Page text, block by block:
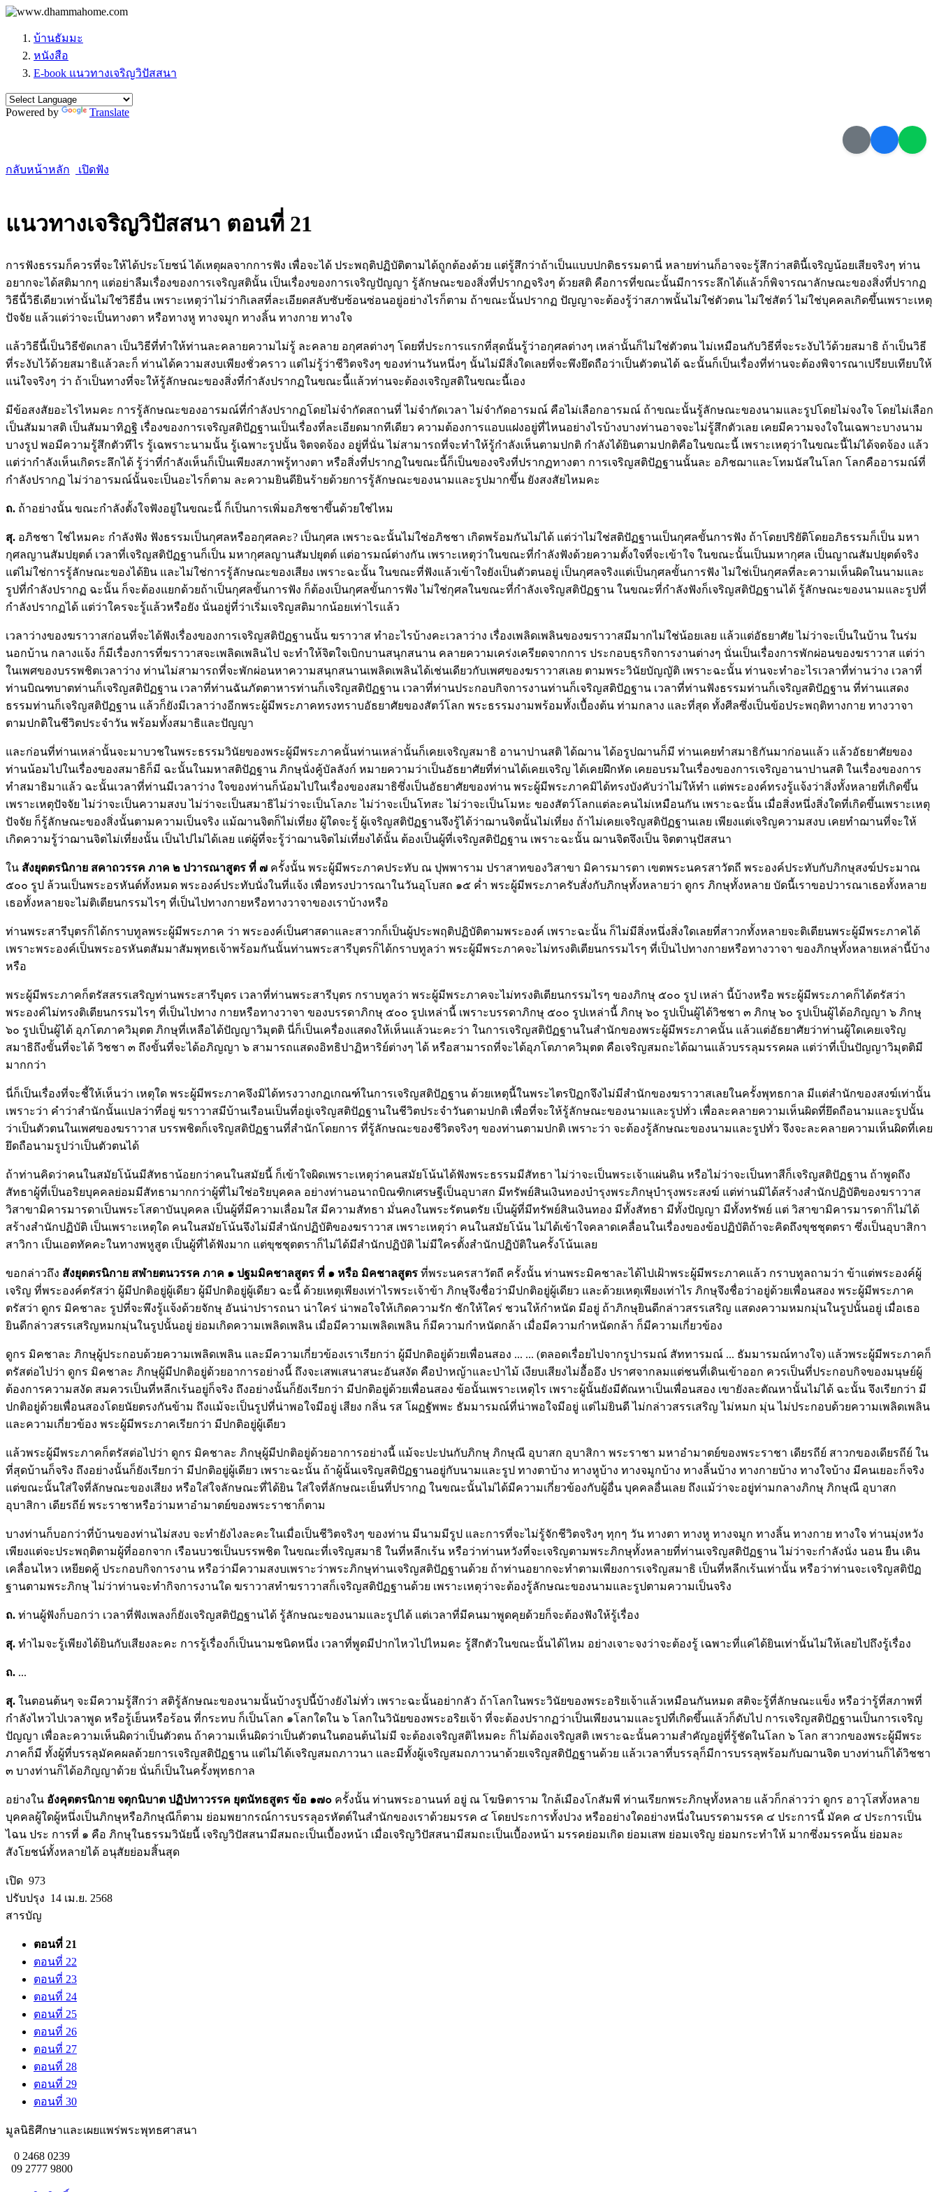
บ้านธัมมะ
หนังสือ
E-book แนวทางเจริญวิปัสสนา
Powered by Translate
กลับหน้าหลัก เปิดฟัง
แนวทางเจริญวิปัสสนา ตอนที่ 21
การฟังธรรมก็ควรที่จะให้ได้ประโยชน์ ได้เหตุผลจากการฟัง เพื่อจะได้ ประพฤติปฏิบัติตามได้ถูกต้องด้วย แต่รู้สึกว่าถ้าเป็นแบบปกติธรรมดานี่ หลายท่านก็อาจจะรู้สึกว่าสตินี้เจริญน้อยเสียจริงๆ ท่าน
อยากจะได้สติมากๆ แต่อย่าลืมเรื่องของการเจริญสตินั้น เป็นเรื่องของการเจริญปัญญา รู้ลักษณะของสิ่งที่ปรากฏจริงๆ ด้วยสติ คือการที่ขณะนั้นมีการระลึกได้แล้วก็พิจารณาลักษณะของสิ่งที่ปรากฏ
วิธีนี้วิธีเดียวเท่านั้นไม่ใช่วิธีอื่น เพราะเหตุว่าไม่ว่ากิเลสที่ละเอียดสลับซับซ้อนซ่อนอยู่อย่างไรก็ตาม ถ้าขณะนั้นปรากฏ ปัญญาจะต้องรู้ว่าสภาพนั้นไม่ใช่ตัวตน ไม่ใช่สัตว์ ไม่ใช่บุคคลเกิดขึ้นเพราะเหตุ
ปัจจัย แล้วแต่ว่าจะเป็นทางตา หรือทางหู ทางจมูก ทางลิ้น ทางกาย ทางใจ
แล้ววิธีนี้เป็นวิธีขัดเกลา เป็นวิธีที่ทำให้ท่านละคลายความไม่รู้ ละคลาย อกุศลต่างๆ โดยที่ประการแรกที่สุดนั้นรู้ว่าอกุศลต่างๆ เหล่านั้นก็ไม่ใช่ตัวตน ไม่เหมือนกับวิธีที่จะระงับไว้ด้วยสมาธิ ถ้าเป็นวิธี
ที่ระงับไว้ด้วยสมาธิแล้วละก็ ท่านได้ความสงบเพียงชั่วคราว แต่ไม่รู้ว่าชีวิตจริงๆ ของท่านวันหนึ่งๆ นั้นไม่มีสิ่งใดเลยที่จะพึงยึดถือว่าเป็นตัวตนได้ ฉะนั้นก็เป็นเรื่องที่ท่านจะต้องพิจารณาเปรียบเทียบให้
แน่ใจจริงๆ ว่า ถ้าเป็นทางที่จะให้รู้ลักษณะของสิ่งที่กำลังปรากฏในขณะนี้แล้วท่านจะต้องเจริญสติในขณะนี้เอง
มีข้อสงสัยอะไรไหมคะ การรู้ลักษณะของอารมณ์ที่กำลังปรากฏโดยไม่จำกัดสถานที่ ไม่จำกัดเวลา ไม่จำกัดอารมณ์ คือไม่เลือกอารมณ์ ถ้าขณะนั้นรู้ลักษณะของนามและรูปโดยไม่จงใจ โดยไม่เลือก
เป็นสัมมาสติ เป็นสัมมาทิฏฐิ เรื่องของการเจริญสติปัฏฐานเป็นเรื่องที่ละเอียดมากทีเดียว ความต้องการแอบแฝงอยู่ที่ไหนอย่างไรบ้างบางท่านอาจจะไม่รู้สึกตัวเลย เคยมีความจงใจในเฉพาะบางนาม
บางรูป พอมีความรู้สึกตัวทีไร รู้เฉพราะนามนั้น รู้เฉพาะรูปนั้น จิตจดจ้อง อยู่ที่นั่น ไม่สามารถที่จะทำให้รู้กำลังเห็นตามปกติ กำลังได้ยินตามปกติคือในขณะนี้ เพราะเหตุว่าในขณะนี้ไม่ได้จดจ้อง แล้ว
แต่ว่ากำลังเห็นเกิดระลึกได้ รู้ว่าที่กำลังเห็นก็เป็นเพียงสภาพรู้ทางตา หรือสิ่งที่ปรากฏในขณะนี้ก็เป็นของจริงที่ปรากฏทางตา การเจริญสติปัฏฐานนั้นละ อภิชฌาและโทมนัสในโลก โลกคืออารมณ์ที่
กำลังปรากฏ ไม่ว่าอารมณ์นั้นจะเป็นอะไรก็ตาม ละความยินดียินร้ายด้วยการรู้ลักษณะของนามและรูปมากขึ้น ยังสงสัยไหมคะ
ถ. ถ้าอย่างนั้น ขณะกำลังตั้งใจฟังอยู่ในขณะนี้ ก็เป็นการเพิ่มอภิชชาขึ้นด้วยใช่ไหม
สุ. อภิชชา ใช่ไหมคะ กำลังฟัง ฟังธรรมเป็นกุศลหรืออกุศลคะ? เป็นกุศล เพราะฉะนั้นไม่ใช่อภิชชา เกิดพร้อมกันไม่ได้ แต่ว่าไม่ใช่สติปัฏฐานเป็นกุศลขั้นการฟัง ถ้าโดยปริยัติโดยอภิธรรมก็เป็น มหา
กุศลญานสัมปยุตต์ เวลาที่เจริญสติปัฏฐานก็เป็น มหากุศลญานสัมปยุตต์ แต่อารมณ์ต่างกัน เพราะเหตุว่าในขณะที่กำลังฟังด้วยความตั้งใจที่จะเข้าใจ ในขณะนั้นเป็นมหากุศล เป็นญาณสัมปยุตต์จริง
แต่ไม่ใช่การรู้ลักษณะของได้ยิน และไม่ใช่การรู้ลักษณะของเสียง เพราะฉะนั้น ในขณะที่ฟังแล้วเข้าใจยังเป็นตัวตนอยู่ เป็นกุศลจริงแต่เป็นกุศลขั้นการฟัง ไม่ใช่เป็นกุศลที่ละความเห็นผิดในนามและ
รูปที่กำลังปรากฏ ฉะนั้น ก็จะต้องแยกด้วยถ้าเป็นกุศลขั้นการฟัง ก็ต้องเป็นกุศลขั้นการฟัง ไม่ใช่กุศลในขณะที่กำลังเจริญสติปัฏฐาน ในขณะที่กำลังฟังก็เจริญสติปัฏฐานได้ รู้ลักษณะของนามและรูปที่
กำลังปรากฏได้ แต่ว่าใครจะรู้แล้วหรือยัง นั่นอยู่ที่ว่าเริ่มเจริญสติมากน้อยเท่าไรแล้ว
เวลาว่างของฆราวาสก่อนที่จะได้ฟังเรื่องของการเจริญสติปัฏฐานนั้น ฆราวาส ทำอะไรบ้างคะเวลาว่าง เรื่องเพลิดเพลินของฆราวาสมีมากไม่ใช่น้อยเลย แล้วแต่อัธยาศัย ไม่ว่าจะเป็นในบ้าน ในร่ม
นอกบ้าน กลางแจ้ง ก็มีเรื่องการที่ฆราวาสจะเพลิดเพลินไป จะทำให้จิตใจเบิกบานสนุกสนาน คลายความเคร่งเครียดจากการ ประกอบธุรกิจการงานต่างๆ นั่นเป็นเรื่องการพักผ่อนของฆราวาส แต่ว่า
ในเพศของบรรพชิตเวลาว่าง ท่านไม่สามารถที่จะพักผ่อนหาความสนุกสนานเพลิดเพลินได้เช่นเดียวกับเพศของฆราวาสเลย ตามพระวินัยบัญญัติ เพราะฉะนั้น ท่านจะทำอะไรเวลาที่ท่านว่าง เวลาที่
ท่านบิณฑบาตท่านก็เจริญสติปัฏฐาน เวลาที่ท่านฉันภัตตาหารท่านก็เจริญสติปัฏฐาน เวลาที่ท่านประกอบกิจการงานท่านก็เจริญสติปัฏฐาน เวลาที่ท่านฟังธรรมท่านก็เจริญสติปัฏฐาน ที่ท่านแสดง
ธรรมท่านก็เจริญสติปัฏฐาน แล้วก็ยังมีเวลาว่างอีกพระผู้มีพระภาคทรงทราบอัธยาศัยของสัตว์โลก พระธรรมงามพร้อมทั้งเบื้องต้น ท่ามกลาง และที่สุด ทั้งศีลซึ่งเป็นข้อประพฤติทางกาย ทางวาจา
ตามปกติในชีวิตประจำวัน พร้อมทั้งสมาธิและปัญญา
และก่อนที่ท่านเหล่านั้นจะมาบวชในพระธรรมวินัยของพระผู้มีพระภาคนั้นท่านเหล่านั้นก็เคยเจริญสมาธิ อานาปานสติได้ฌาน ได้อรูปฌานก็มี ท่านเคยทำสมาธิกันมาก่อนแล้ว แล้วอัธยาศัยของ
ท่านน้อมไปในเรื่องของสมาธิก็มี ฉะนั้นในมหาสติปัฏฐาน ภิกษุนั่งคู้บัลลังก์ หมายความว่าเป็นอัธยาศัยที่ท่านได้เคยเจริญ ได้เคยฝึกหัด เคยอบรมในเรื่องของการเจริญอานาปานสติ ในเรื่องของการ
ทำสมาธิมาแล้ว ฉะนั้นเวลาที่ท่านมีเวลาว่าง ใจของท่านก็น้อมไปในเรื่องของสมาธิซึ่งเป็นอัธยาศัยของท่าน พระผู้มีพระภาคมิได้ทรงบังคับว่าไม่ให้ทำ แต่พระองค์ทรงรู้แจ้งว่าสิ่งทั้งหลายที่เกิดขึ้น
เพราะเหตุปัจจัย ไม่ว่าจะเป็นความสงบ ไม่ว่าจะเป็นสมาธิไม่ว่าจะเป็นโลภะ ไม่ว่าจะเป็นโทสะ ไม่ว่าจะเป็นโมหะ ของสัตว์โลกแต่ละคนไม่เหมือนกัน เพราะฉะนั้น เมื่อสิ่งหนึ่งสิ่งใดที่เกิดขึ้นเพราะเหตุ
ปัจจัย ก็รู้ลักษณะของสิ่งนั้นตามความเป็นจริง แม้ฌานจิตก็ไม่เที่ยง ผู้ใดจะรู้ ผู้เจริญสติปัฏฐานจึงรู้ได้ว่าฌานจิตนั้นไม่เที่ยง ถ้าไม่เคยเจริญสติปัฏฐานเลย เพียงแต่เจริญความสงบ เคยทำฌานที่จะให้
เกิดความรู้ว่าฌานจิตไม่เที่ยงนั้น เป็นไปไม่ได้เลย แต่ผู้ที่จะรู้ว่าฌานจิตไม่เที่ยงได้นั้น ต้องเป็นผู้ที่เจริญสติปัฏฐาน เพราะฉะนั้น ฌานจิตจึงเป็น จิตตานุปัสสนา
ใน สังยุตตรนิกาย สคาถวรรค ภาค ๒ ปวารณาสูตร ที่ ๗ ครั้งนั้น พระผู้มีพระภาคประทับ ณ ปุพพาราม ปราสาทของวิสาขา มิคารมารตา เขตพระนครสาวัตถี พระองค์ประทับกับภิกษุสงฆ์ประมาณ
๕๐๐ รูป ล้วนเป็นพระอรหันต์ทั้งหมด พระองค์ประทับนั่งในที่แจ้ง เพื่อทรงปวารณาในวันอุโบสถ ๑๕ ค่ำ พระผู้มีพระภาครับสั่งกับภิกษุทั้งหลายว่า ดูกร ภิกษุทั้งหลาย บัดนี้เราขอปวารณาเธอทั้งหลาย
เธอทั้งหลายจะไม่ติเตียนกรรมไรๆ ที่เป็นไปทางกายหรือทางวาจาของเราบ้างหรือ
ท่านพระสารีบุตรก็ได้กราบทูลพระผู้มีพระภาค ว่า พระองค์เป็นศาสดาและสาวกก็เป็นผู้ประพฤติปฏิบัติตามพระองค์ เพราะฉะนั้น ก็ไม่มีสิ่งหนึ่งสิ่งใดเลยที่สาวกทั้งหลายจะติเตียนพระผู้มีพระภาคได้
เพราะพระองค์เป็นพระอรหันตสัมมาสัมพุทธเจ้าพร้อมกันนั้นท่านพระสารีบุตรก็ได้กราบทูลว่า พระผู้มีพระภาคจะไม่ทรงติเตียนกรรมไรๆ ที่เป็นไปทางกายหรือทางวาจา ของภิกษุทั้งหลายเหล่านี้บ้าง
หรือ
พระผู้มีพระภาคก็ตรัสสรรเสริญท่านพระสารีบุตร เวลาที่ท่านพระสารีบุตร กราบทูลว่า พระผู้มีพระภาคจะไม่ทรงติเตียนกรรมไรๆ ของภิกษุ ๕๐๐ รูป เหล่า นี้บ้างหรือ พระผู้มีพระภาคก็ได้ตรัสว่า
พระองค์ไม่ทรงติเตียนกรรมไรๆ ที่เป็นไปทาง กายหรือทางวาจา ของบรรดาภิกษุ ๕๐๐ รูปเหล่านี้ เพราะบรรดาภิกษุ ๕๐๐ รูปเหล่านี้ ภิกษุ ๖๐ รูปเป็นผู้ได้วิชชา ๓ ภิกษุ ๖๐ รูปเป็นผู้ได้อภิญญา ๖ ภิกษุ
๖๐ รูปเป็นผู้ได้ อุภโตภาควิมุตต ภิกษุที่เหลือได้ปัญญาวิมุตติ นี่ก็เป็นเครื่องแสดงให้เห็นแล้วนะคะว่า ในการเจริญสติปัฏฐานในสำนักของพระผู้มีพระภาคนั้น แล้วแต่อัธยาศัยว่าท่านผู้ใดเคยเจริญ
สมาธิถึงขั้นที่จะได้ วิชชา ๓ ถึงขั้นที่จะได้อภิญญา ๖ สามารถแสดงอิทธิปาฏิหาริย์ต่างๆ ได้ หรือสามารถที่จะได้อุภโตภาควิมุตต คือเจริญสมถะได้ฌานแล้วบรรลุมรรคผล แต่ว่าที่เป็นปัญญาวิมุตติมี
มากกว่า
นี่ก็เป็นเรื่องที่จะชี้ให้เห็นว่า เหตุใด พระผู้มีพระภาคจึงมิได้ทรงวางกฏเกณฑ์ในการเจริญสติปัฏฐาน ด้วยเหตุนี้ในพระไตรปิฏกจึงไม่มีสำนักของฆราวาสเลยในครั้งพุทธกาล มีแต่สำนักของสงฆ์เท่านั้น
เพราะว่า คำว่าสำนักนั้นแปลว่าที่อยู่ ฆราวาสมีบ้านเรือนเป็นที่อยู่เจริญสติปัฏฐานในชีวิตประจำวันตามปกติ เพื่อที่จะให้รู้ลักษณะของนามและรูปทั่ว เพื่อละคลายความเห็นผิดที่ยึดถือนามและรูปนั้น
ว่าเป็นตัวตนในเพศของฆราวาส บรรพชิตก็เจริญสติปัฏฐานที่สำนักโดยการ ที่รู้ลักษณะของชีวิตจริงๆ ของท่านตามปกติ เพราะว่า จะต้องรู้ลักษณะของนามและรูปทั่ว จึงจะละคลายความเห็นผิดที่เคย
ยึดถือนามรูปว่าเป็นตัวตนได้
ถ้าท่านคิดว่าคนในสมัยโน้นมีสัทธาน้อยกว่าคนในสมัยนี้ ก็เข้าใจผิดเพราะเหตุว่าคนสมัยโน้นได้ฟังพระธรรมมีสัทธา ไม่ว่าจะเป็นพระเจ้าแผ่นดิน หรือไม่ว่าจะเป็นทาสีก็เจริญสติปัฏฐาน ถ้าพูดถึง
สัทธาผู้ที่เป็นอริยบุคคลย่อมมีสัทธามากกว่าผู้ที่ไม่ใช่อริยบุคคล อย่างท่านอนาถบิณฑิกเศรษฐีเป็นอุบาสก มีทรัพย์สินเงินทองบำรุงพระภิกษุบำรุงพระสงฆ์ แต่ท่านมิได้สร้างสำนักปฏิบัติของฆราวาส
วิสาขามิคารมารดาเป็นพระโสดาบันบุคคล เป็นผู้ที่มีความเลื่อมใส มีความสัทธา มั่นคงในพระรัตนตรัย เป็นผู้ที่มีทรัพย์สินเงินทอง มีทั้งสัทธา มีทั้งปัญญา มีทั้งทรัพย์ แต่ วิสาขามิคารมารดาก็ไม่ได้
สร้างสำนักปฏิบัติ เป็นเพราะเหตุใด คนในสมัยโน้นจึงไม่มีสำนักปฏิบัติของฆราวาส เพราะเหตุว่า คนในสมัยโน้น ไม่ได้เข้าใจคลาดเคลื่อนในเรื่องของข้อปฏิบัติถ้าจะคิดถึงขุชชุตตรา ซึ่งเป็นอุบาสิกา
สาวิกา เป็นเอตทัคคะในทางพหูสูต เป็นผู้ที่ได้ฟังมาก แต่ขุชชุตตราก็ไม่ได้มีสำนักปฏิบัติ ไม่มีใครตั้งสำนักปฏิบัติในครั้งโน้นเลย
ขอกล่าวถึง สังยุตตรนิกาย สฬายตนวรรค ภาค ๑ ปฐมมิคชาลสูตร ที่ ๑ หรือ มิคชาลสูตร ที่พระนครสาวัตถี ครั้งนั้น ท่านพระมิคชาละได้ไปเฝ้าพระผู้มีพระภาคแล้ว กราบทูลถามว่า ข้าแต่พระองค์ผู้
เจริญ ที่พระองค์ตรัสว่า ผู้มีปกติอยู่ผู้เดียว ผู้มีปกติอยู่ผู้เดียว ฉะนี้ ด้วยเหตุเพียงเท่าไรพระเจ้าข้า ภิกษุจึงชื่อว่ามีปกติอยู่ผู้เดียว และด้วยเหตุเพียงเท่าไร ภิกษุจึงชื่อว่าอยู่ด้วยเพื่อนสอง พระผู้มีพระภาค
ตรัสว่า ดูกร มิคชาละ รูปที่จะพึงรู้แจ้งด้วยจักษุ อันน่าปรารถนา น่าใคร่ น่าพอใจให้เกิดความรัก ชักให้ใคร่ ชวนให้กำหนัด มีอยู่ ถ้าภิกษุยินดีกล่าวสรรเสริญ แสดงความหมกมุ่นในรูปนั้นอยู่ เมื่อเธอ
ยินดีกล่าวสรรเสริญหมกมุ่นในรูปนั้นอยู่ ย่อมเกิดความเพลิดเพลิน เมื่อมีความเพลิดเพลิน ก็มีความกำหนัดกล้า เมื่อมีความกำหนัดกล้า ก็มีความเกี่ยวข้อง
ดูกร มิคชาละ ภิกษุผู้ประกอบด้วยความเพลิดเพลิน และมีความเกี่ยวข้องเราเรียกว่า ผู้มีปกติอยู่ด้วยเพื่อนสอง ... ... (ตลอดเรื่อยไปจากรูปารมณ์ สัททารมณ์ ... ธัมมารมณ์ทางใจ) แล้วพระผู้มีพระภาคก็
ตรัสต่อไปว่า ดูกร มิคชาละ ภิกษุผู้มีปกติอยู่ด้วยอาการอย่างนี้ ถึงจะเสพเสนาสนะอันสงัด คือป่าหญ้าและป่าไม้ เงียบเสียงไม่อื้ออึง ปราศจากลมแต่ชนที่เดินเข้าออก ควรเป็นที่ประกอบกิจของมนุษย์ผู้
ต้องการความสงัด สมควรเป็นที่หลีกเร้นอยู่ก็จริง ถึงอย่างนั้นก็ยังเรียกว่า มีปกติอยู่ด้วยเพื่อนสอง ข้อนั้นเพราะเหตุไร เพราะผู้นั้นยังมีตัณหาเป็นเพื่อนสอง เขายังละตัณหานั้นไม่ได้ ฉะนั้น จึงเรียกว่า มี
ปกติอยู่ด้วยเพื่อนสองโดยนัยตรงกันข้าม ถึงแม้จะเป็นรูปที่น่าพอใจมีอยู่ เสียง กลิ่น รส โผฏฐัพพะ ธัมมารมณ์ที่น่าพอใจมีอยู่ แต่ไม่ยินดี ไม่กล่าวสรรเสริญ ไม่หมก มุ่น ไม่ประกอบด้วยความเพลิดเพลิน
และความเกี่ยวข้อง พระผู้มีพระภาคเรียกว่า มีปกติอยู่ผู้เดียว
แล้วพระผู้มีพระภาคก็ตรัสต่อไปว่า ดูกร มิคชาละ ภิกษุผู้มีปกติอยู่ด้วยอาการอย่างนี้ แม้จะปะปนกับภิกษุ ภิกษุณี อุบาสก อุบาสิกา พระราชา มหาอำมาตย์ของพระราชา เดียรถีย์ สาวกของเดียรถีย์ ใน
ที่สุดบ้านก็จริง ถึงอย่างนั้นก็ยังเรียกว่า มีปกติอยู่ผู้เดียว เพราะฉะนั้น ถ้าผู้นั้นเจริญสติปัฏฐานอยู่กับนามและรูป ทางตาบ้าง ทางหูบ้าง ทางจมูกบ้าง ทางลิ้นบ้าง ทางกายบ้าง ทางใจบ้าง มีคนเยอะก็จริง
แต่ขณะนั้นใส่ใจที่ลักษณะของเสียง หรือใส่ใจลักษณะที่ได้ยิน ใส่ใจที่ลักษณะเย็นที่ปรากฏ ในขณะนั้นไม่ได้มีความเกี่ยวข้องกับผู้อื่น บุคคลอื่นเลย ถึงแม้ว่าจะอยู่ท่ามกลางภิกษุ ภิกษุณี อุบาสก
อุบาสิกา เดียรถีย์ พระราชาหรือว่ามหาอำมาตย์ของพระราชาก็ตาม
บางท่านก็บอกว่าที่บ้านของท่านไม่สงบ จะทำยังไงละคะในเมื่อเป็นชีวิตจริงๆ ของท่าน มีนามมีรูป และการที่จะไม่รู้จักชีวิตจริงๆ ทุกๆ วัน ทางตา ทางหู ทางจมูก ทางลิ้น ทางกาย ทางใจ ท่านมุ่งหวัง
เพียงแต่จะประพฤติตามผู้ที่ออกจาก เรือนบวชเป็นบรรพชิต ในขณะที่เจริญสมาธิ ในที่หลีกเร้น หรือว่าท่านหวังที่จะเจริญตามพระภิกษุทั้งหลายที่ท่านเจริญสติปัฏฐาน ไม่ว่าจะกำลังนั่ง นอน ยืน เดิน
เคลื่อนไหว เหยียดคู้ ประกอบกิจการงาน หรือว่ามีความสงบเพราะว่าพระภิกษุท่านเจริญสติปัฏฐานด้วย ถ้าท่านอยากจะทำตามเพียงการเจริญสมาธิ เป็นที่หลีกเร้นเท่านั้น หรือว่าท่านจะเจริญสติปัฏ
ฐานตามพระภิกษุ ไม่ว่าท่านจะทำกิจการงานใด ฆราวาสทำฆราวาสก็เจริญสติปัฏฐานด้วย เพราะเหตุว่าจะต้องรู้ลักษณะของนามและรูปตามความเป็นจริง
ถ. ท่านผู้ฟังก็บอกว่า เวลาที่ฟังเพลงก็ยังเจริญสติปัฏฐานได้ รู้ลักษณะของนามและรูปได้ แต่เวลาที่มีคนมาพูดคุยด้วยก็จะต้องฟังให้รู้เรื่อง
สุ. ทำไมจะรู้เพียงได้ยินกับเสียงละคะ การรู้เรื่องก็เป็นนามชนิดหนึ่ง เวลาที่พูดมีปากไหวไปไหมคะ รู้สึกตัวในขณะนั้นได้ไหม อย่างเจาะจงว่าจะต้องรู้ เฉพาะที่แค่ได้ยินเท่านั้นไม่ให้เลยไปถึงรู้เรื่อง
ถ. ...
สุ. ในตอนต้นๆ จะมีความรู้สึกว่า สติรู้ลักษณะของนามนั้นบ้างรูปนี้บ้างยังไม่ทั่ว เพราะฉะนั้นอย่ากลัว ถ้าโลกในพระวินัยของพระอริยเจ้าแล้วเหมือนกันหมด สติจะรู้ที่ลักษณะแข็ง หรือว่ารู้ที่สภาพที่
กำลังไหวไปเวลาพูด หรือรู้เย็นหรือร้อน ที่กระทบ ก็เป็นโลก ๑โลกใดใน ๖ โลกในวินัยของพระอริยเจ้า ที่จะต้องปรากฏว่าเป็นเพียงนามและรูปที่เกิดขึ้นแล้วก็ดับไป การเจริญสติปัฏฐานเป็นการเจริญ
ปัญญา เพื่อละความเห็นผิดว่าเป็นตัวตน ถ้าความเห็นผิดว่าเป็นตัวตนในตอนต้นไม่มี จะต้องเจริญสติไหมคะ ก็ไม่ต้องเจริญสติ เพราะฉะนั้นความสำคัญอยู่ที่รู้ชัดในโลก ๖ โลก สาวกของพระผู้มีพระ
ภาคก็มี ทั้งผู้ที่บรรลุมัคคผลด้วยการเจริญสติปัฏฐาน แต่ไม่ได้เจริญสมถภาวนา และมีทั้งผู้เจริญสมถภาวนาด้วยเจริญสติปัฏฐานด้วย แล้วเวลาที่บรรลุก็มีการบรรลุพร้อมกับฌานจิต บางท่านก็ได้วิชชา
๓ บางท่านก็ได้อภิญญาด้วย นั่นก็เป็นในครั้งพุทธกาล
อย่างใน อังคุตตรนิกาย จตุกนิบาต ปฏิปทาวรรค ยุตนัทธสูตร ข้อ ๑๗๐ ครั้งนั้น ท่านพระอานนท์ อยู่ ณ โฆษิตาราม ใกล้เมืองโกสัมพี ท่านเรียกพระภิกษุทั้งหลาย แล้วก็กล่าวว่า ดูกร อาวุโสทั้งหลาย
บุคคลผู้ใดผู้หนึ่งเป็นภิกษุหรือภิกษุณีก็ตาม ย่อมพยากรณ์การบรรลุอรหัตต์ในสำนักของเราด้วยมรรค ๔ โดยประการทั้งปวง หรืออย่างใดอย่างหนึ่งในบรรดามรรค ๔ ประการนี้ มัคค ๔ ประการเป็น
ไฉน ประ การที่ ๑ คือ ภิกษุในธรรมวินัยนี้ เจริญวิปัสสนามีสมถะเป็นเบื้องหน้า เมื่อเจริญวิปัสสนามีสมถะเป็นเบื้องหน้า มรรคย่อมเกิด ย่อมเสพ ย่อมเจริญ ย่อมกระทำให้ มากซึ่งมรรคนั้น ย่อมละ
สังโยชน์ทั้งหลายได้ อนุสัยย่อมสิ้นสุด
เปิด 973
ปรับปรุง 14 เม.ย. 2568
สารบัญ
ตอนที่ 21
ตอนที่ 22
ตอนที่ 23
ตอนที่ 24
ตอนที่ 25
ตอนที่ 26
ตอนที่ 27
ตอนที่ 28
ตอนที่ 29
ตอนที่ 30
มูลนิธิศึกษาและเผยแพร่พระพุทธศาสนา
0 2468 0239
09 2777 9800